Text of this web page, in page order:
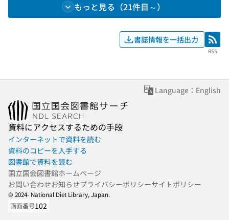
もっと見る（21件目～）
書誌情報を一括出力 RSS
RSS
Language：English
資料にアクセスするための手段
インターネットで資料を読む
資料のコピーを入手する
図書館で資料を読む
国立国会図書館ホームページ
お問い合わせお知らせプライバシーポリシーサイトポリシー
© 2024- National Diet Library, Japan.
画面番号102